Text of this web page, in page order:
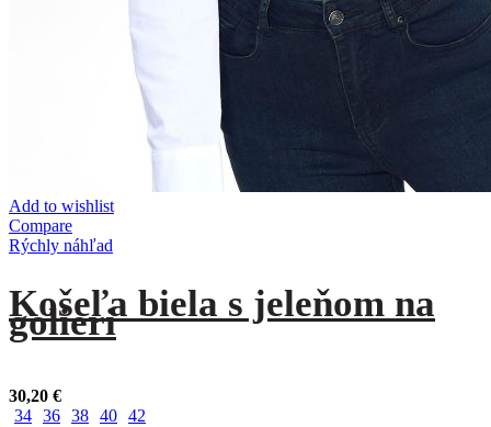
Add to wishlist
Compare
Rýchly náhľad
Košeľa biela s jeleňom na
golieri
30,20 €
34 36 38 40 42